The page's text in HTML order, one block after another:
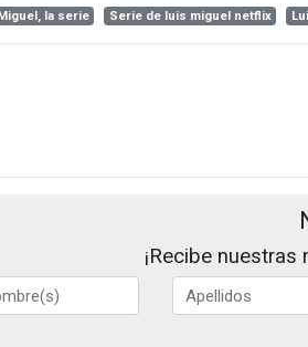
la serie Serie de luis miguel netflix
¡Recibe